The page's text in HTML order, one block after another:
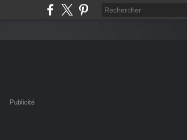
Publicité